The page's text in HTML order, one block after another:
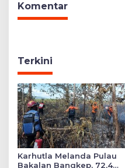
Komentar
Terkini
Karhutla Melanda Pulau
Bakalan Bangkep, 72,4